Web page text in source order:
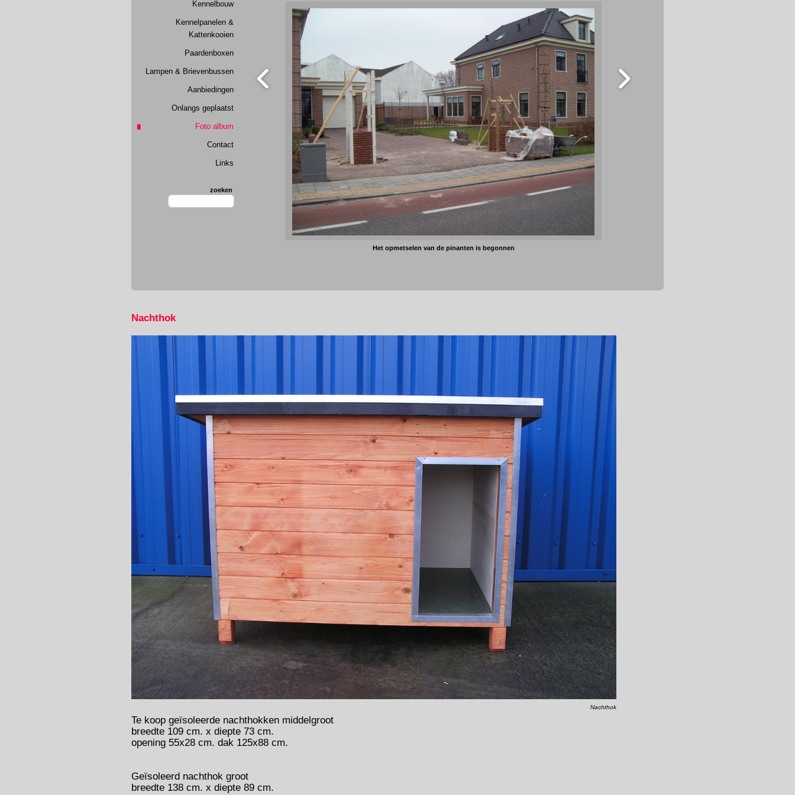
Kennelbouw
Kennelpanelen &
Kattenkooien
Paardenboxen
Lampen & Brievenbussen
Aanbiedingen
Onlangs geplaatst
Foto album
Contact
Links
zoeken
Het opmetselen van de pinanten is begonnen
Nachthok
Nachthok
Te koop geïsoleerde nachthokken middelgroot
breedte 109 cm. x diepte 73 cm.
opening 55x28 cm. dak 125x88 cm.
Geïsoleerd nachthok groot
breedte 138 cm. x diepte 89 cm.